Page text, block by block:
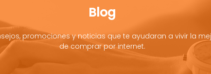
Blog
promociones y noticias que te ayudaran a vivir la
de comprar por internet.